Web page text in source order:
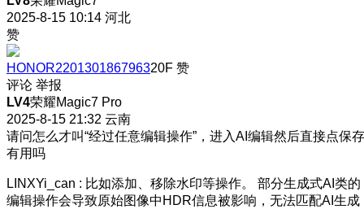
2025-8-15 10:14 河北
赞
HONOR220130186796320F 赞
评论 举报
LV4荣耀Magic7 Pro
2025-8-15 21:32 云南
请问怎么才叫“经过任意编辑操作”，进入AI编辑然后直接点保存
有用吗
LINXYi_can : 比如添加、移除水印等操作。 部分生成式AI类的
编辑操作会导致原始图像中HDR信息被影响，无法匹配AI生成